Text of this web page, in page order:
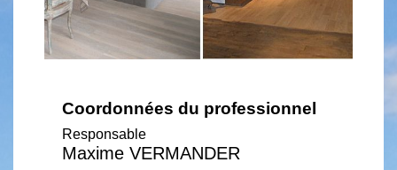
Coordonnées du professionnel
Responsable
Maxime VERMANDER